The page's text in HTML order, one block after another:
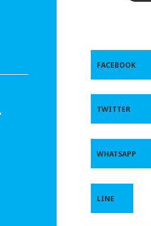
FACEBOOK
TWITTER
WHATSAPP
LINE